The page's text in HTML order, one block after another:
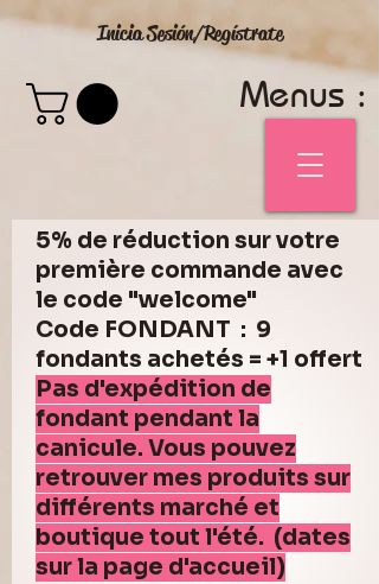
Inicia Sesión/Regístrate
Menus :
5% de réduction sur votre
première commande avec
le code "welcome"
Code FONDANT : 9
fondants achetés = +1 offert
Pas d'expédition de
fondant pendant la
canicule. Vous pouvez
retrouver mes produits sur
différents marché et
boutique tout l'été. (dates
sur la page d'accueil)